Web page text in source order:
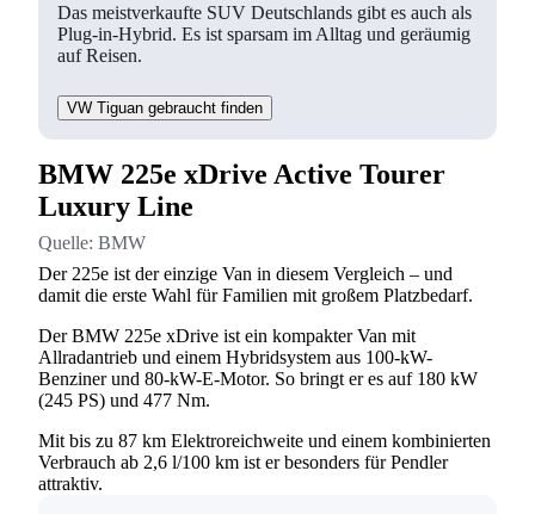
Das meistverkaufte SUV Deutschlands gibt es auch als
Plug-in-Hybrid. Es ist sparsam im Alltag und geräumig
auf Reisen.
VW Tiguan gebraucht finden
BMW 225e xDrive Active Tourer
Luxury Line
Quelle: BMW
Der 225e ist der einzige Van in diesem Vergleich – und
damit die erste Wahl für Familien mit großem Platzbedarf.
Der BMW 225e xDrive ist ein kompakter Van mit
Allradantrieb und einem Hybridsystem aus 100-kW-
Benziner und 80-kW-E-Motor. So bringt er es auf 180 kW
(245 PS) und 477 Nm.
Mit bis zu 87 km Elektroreichweite und einem kombinierten
Verbrauch ab 2,6 l/100 km ist er besonders für Pendler
attraktiv.